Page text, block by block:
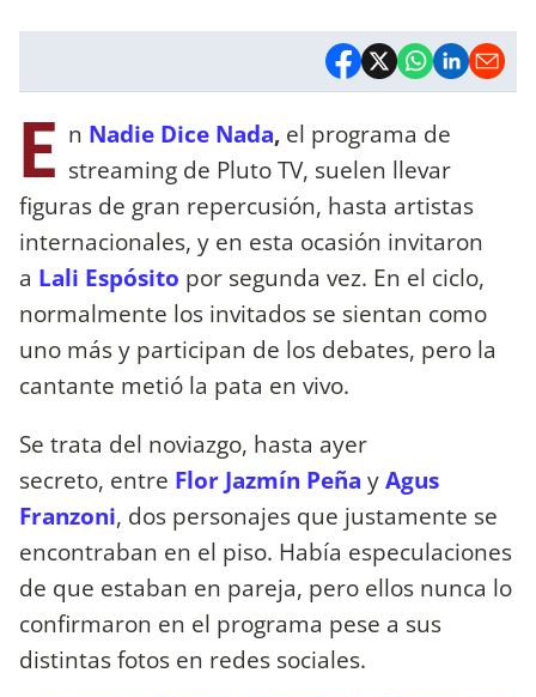
E n Nadie Dice Nada, el programa de
streaming de Pluto TV, suelen llevar
figuras de gran repercusión, hasta artistas
internacionales, y en esta ocasión invitaron
a Lali Espósito por segunda vez. En el ciclo,
normalmente los invitados se sientan como
uno más y participan de los debates, pero la
cantante metió la pata en vivo.
Se trata del noviazgo, hasta ayer
secreto, entre Flor Jazmín Peña yAgus
Franzoni, dos personajes que justamente se
encontraban en el piso. Había especulaciones
de que estaban en pareja, pero ellos nunca lo
confirmaron en el programa pese a sus
distintas fotos en redes sociales.